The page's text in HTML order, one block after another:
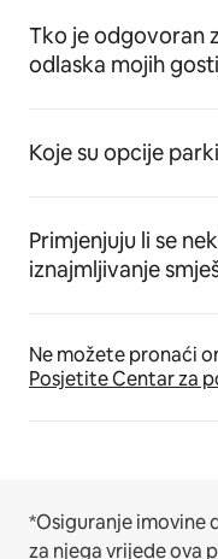
Tko je odgovoran
odlaska mojih
Koje su opcije
Primjenjuju li se
iznajmljivanje
Ne možete pronaći
Posjetite Centar za
*Osiguranje imovine
za njega vrijede ova